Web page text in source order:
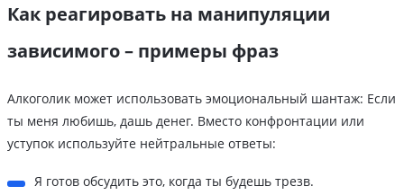
Как реагировать на манипуляции
зависимого – примеры фраз
Алкоголик может использовать эмоциональный шантаж: Если
ты меня любишь, дашь денег. Вместо конфронтации или
уступок используйте нейтральные ответы:
Я готов обсудить это, когда ты будешь трезв.